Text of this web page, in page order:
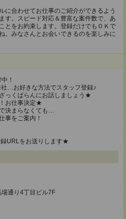
に合わせてお仕事のご紹介ができるよう
す。スピード対応＆豊富な案件数で、あ
とをお約束します。登録だけでもＯＫで
。みなさんとお会いできるのを楽しみに
！
社…お好きな方法でスタッフ登録♪
っくばらんにお話しましょう★
お仕事決定★
決まらなくても…
事をご案内！
URLをお送りします★
通り4丁目ビル7F